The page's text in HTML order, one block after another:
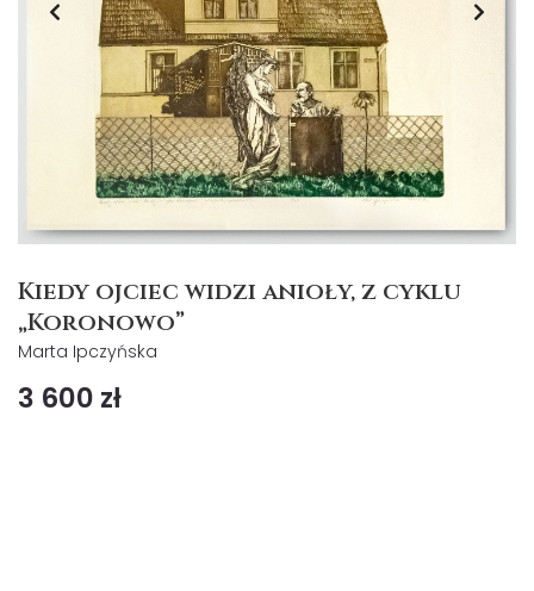
Kiedy ojciec widzi anioły, z cyklu
„Koronowo”
Marta Ipczyńska
3 600 zł